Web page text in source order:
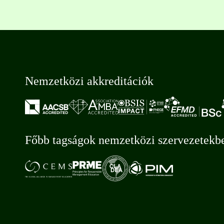
Nemzetközi akkreditációk
Főbb tagságok nemzetközi